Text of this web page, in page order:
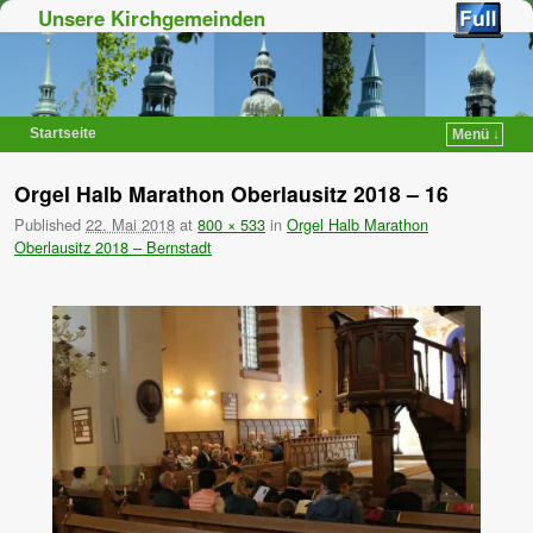
Unsere Kirchgemeinden
Startseite
Menü ↓
Orgel Halb Marathon Oberlausitz 2018 – 16
Published 22. Mai 2018 at 800 × 533 in Orgel Halb Marathon
Oberlausitz 2018 – Bernstadt